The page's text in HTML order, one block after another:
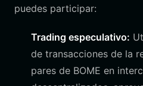
puedes participar:
Trading especulativo:
de transacciones de la
pares de BOME en